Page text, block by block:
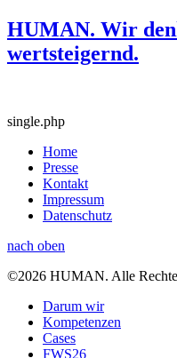
HUMAN. Wir
wertsteigernd.
single.php
Home
Presse
Kontakt
Impressum
Datenschutz
nach oben
©2026 HUMAN. Alle Rechte
Darum wir
Kompetenzen
Cases
FWS26